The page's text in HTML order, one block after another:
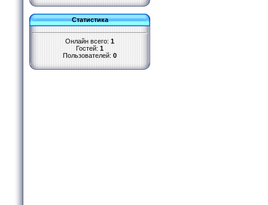
Статистика
Онлайн всего: 1
Гостей: 1
Пользователей: 0